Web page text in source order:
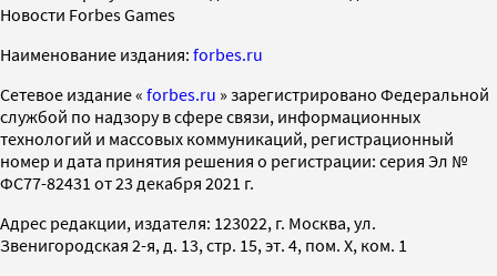
Новости Forbes Games
Наименование издания: forbes.ru
Cетевое издание « forbes.ru » зарегистрировано Федеральной
службой по надзору в сфере связи, информационных
технологий и массовых коммуникаций, регистрационный
номер и дата принятия решения о регистрации: серия Эл №
ФС77-82431 от 23 декабря 2021 г.
Адрес редакции, издателя: 123022, г. Москва, ул.
Звенигородская 2-я, д. 13, стр. 15, эт. 4, пом. X, ком. 1